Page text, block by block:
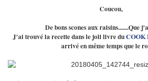
Coucou,
De bons scones aux raisins.......Que
J'ai trouvé la recette dans le joli livre duCOOK
arrivé en même temps que le